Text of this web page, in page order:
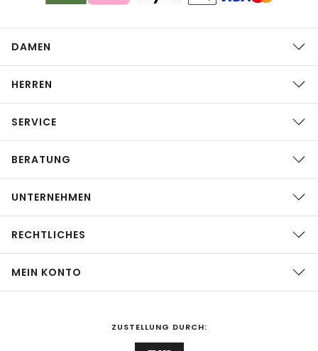
DAMEN
HERREN
SERVICE
BERATUNG
UNTERNEHMEN
RECHTLICHES
MEIN KONTO
ZUSTELLUNG DURCH: